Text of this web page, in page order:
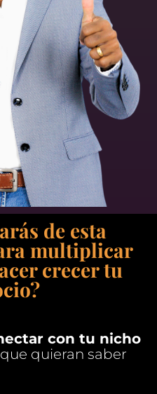
de esta
multiplicar
crecer tu
con tu nicho
quieran saber